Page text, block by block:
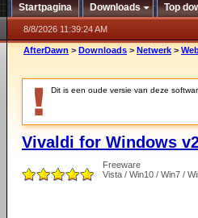
Startpagina Downloads Top
8/8/2026 11:39:24 AM
AfterDawn > Downloads > Netwerk >
Dit is een oude versie van deze
Vivaldi for Windows
Freeware
Vista / Win10 / Win7 /